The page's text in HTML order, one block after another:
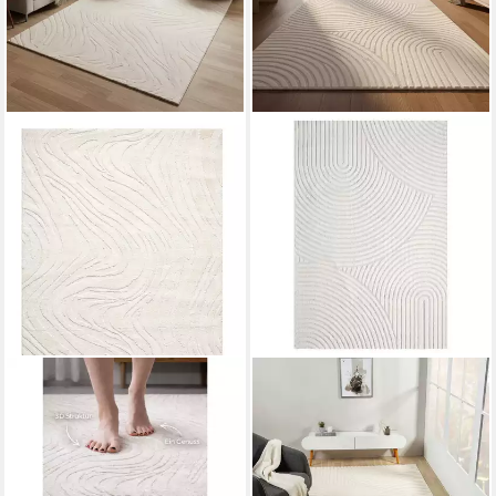
VIMODA
Teppich Wellenmuster,
modernerer Design, dicht &
weich, Rechteckig, Höhe: 11
mm, Uni, Läufer Creme, 3D
Designteppich hoch/tief
Motiv, Kurzflor Teppich
Creme, Uni, Rechteckig, Höhe:
10 mm, Teppich Boho Design,